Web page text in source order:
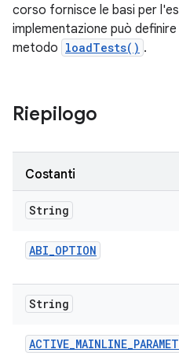
corso fornisce le basi per
implementazione può
metodo loadTests() .
Riepilogo
Costanti
String
ABI_OPTION
String
ACTIVE_MAINLINE_